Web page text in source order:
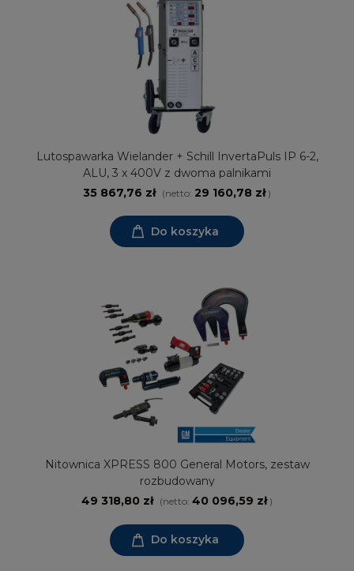
Lutospawarka Wielander + Schill InvertaPuls IP 6-2,
ALU, 3 x 400V z dwoma palnikami
35 867,76 zł (netto: 29 160,78 zł)
Do koszyka
Nitownica XPRESS 800 General Motors, zestaw
rozbudowany
49 318,80 zł (netto: 40 096,59 zł)
Do koszyka